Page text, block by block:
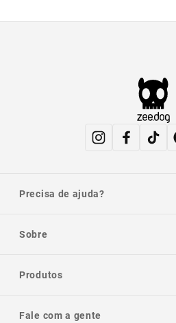
Precisa de ajuda?
Sobre
Produtos
Fale com a gente